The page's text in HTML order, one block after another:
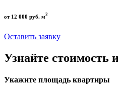
от 12 000 руб. м2
Оставить заявку
Узнайте стоимость
Укажите площадь квартиры